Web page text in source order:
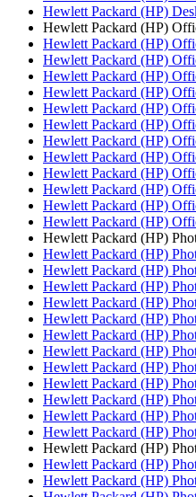
Hewlett Packard (HP)
Hewlett Packard (HP)
Hewlett Packard (HP)
Hewlett Packard (HP)
Hewlett Packard (HP)
Hewlett Packard (HP)
Hewlett Packard (HP)
Hewlett Packard (HP)
Hewlett Packard (HP)
Hewlett Packard (HP)
Hewlett Packard (HP)
Hewlett Packard (HP)
Hewlett Packard (HP)
Hewlett Packard (HP)
Hewlett Packard (HP)
Hewlett Packard (HP)
Hewlett Packard (HP)
Hewlett Packard (HP)
Hewlett Packard (HP)
Hewlett Packard (HP)
Hewlett Packard (HP)
Hewlett Packard (HP)
Hewlett Packard (HP)
Hewlett Packard (HP)
Hewlett Packard (HP)
Hewlett Packard (HP)
Hewlett Packard (HP)
Hewlett Packard (HP)
Hewlett Packard (HP)
Hewlett Packard (HP)